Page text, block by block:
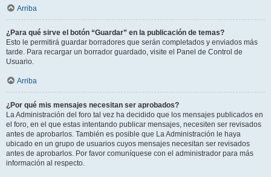
Arriba
¿Para qué sirve el botón “Guardar” en la publicación de temas?
Esto le permitirá guardar borradores que serán completados y enviados más
tarde. Para recargar un borrador guardado, visite el Panel de Control de
Usuario.
Arriba
¿Por qué mis mensajes necesitan ser aprobados?
La Administración del foro tal vez ha decidido que los mensajes publicados en
el foro, en el que estas intentando publicar mensajes, necesiten ser revisados
antes de aprobarlos. También es posible que La Administración le haya
ubicado en un grupo de usuarios cuyos mensajes necesitan ser revisados
antes de aprobarlos. Por favor comuníquese con el administrador para más
información al respecto.